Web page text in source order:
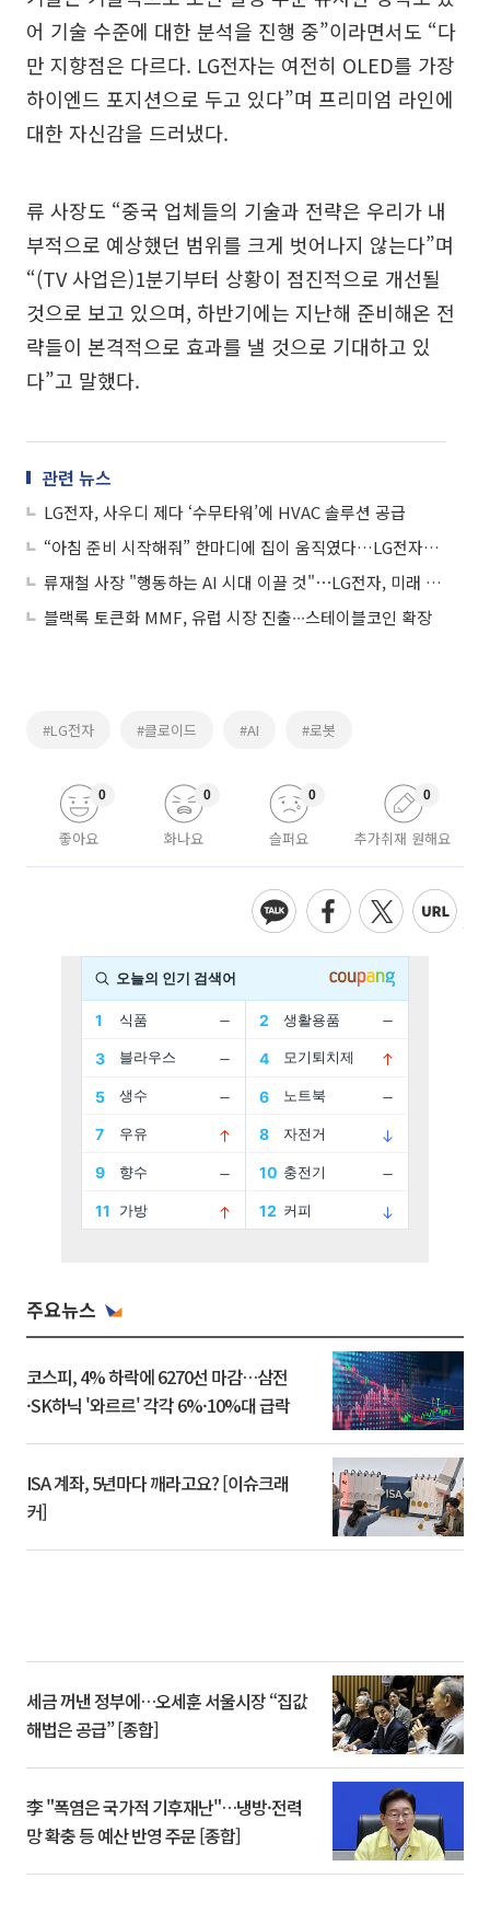
어 기술 수준에 대한 분석을 진행 중”이라면서도 “다
만 지향점은 다르다. LG전자는 여전히 OLED를 가장
하이엔드 포지션으로 두고 있다”며 프리미엄 라인에
대한 자신감을 드러냈다.
류 사장도 “중국 업체들의 기술과 전략은 우리가 내
부적으로 예상했던 범위를 크게 벗어나지 않는다”며
“(TV 사업은)1분기부터 상황이 점진적으로 개선될
것으로 보고 있으며, 하반기에는 지난해 준비해온 전
략들이 본격적으로 효과를 낼 것으로 기대하고 있
다”고 말했다.
관련 뉴스
LG전자, 사우디 제다 ‘수무타워’에 HVAC 솔루션 공급
“아침 준비 시작해줘” 한마디에 집이 움직였다…LG전자가 보여준 행동하는 AI
류재철 사장 "행동하는 AI 시대 이끌 것"⋯LG전자, 미래 가정 생활 새 기준 제시
블랙록 토큰화 MMF, 유럽 시장 진출∙∙∙스테이블코인 확장
#LG전자 #클로이드 #AI #로봇
좋아요
0
화나요
0
슬퍼요
0
추가취재 원해요
0
주요뉴스
코스피, 4% 하락에 6270선 마감…삼전
·SK하닉 '와르르' 각각 6%·10%대 급락
ISA 계좌, 5년마다 깨라고요? [이슈크래
커]
세금 꺼낸 정부에…오세훈 서울시장 “집값
해법은 공급” [종합]
李 "폭염은 국가적 기후재난"…냉방·전력
망 확충 등 예산 반영 주문 [종합]